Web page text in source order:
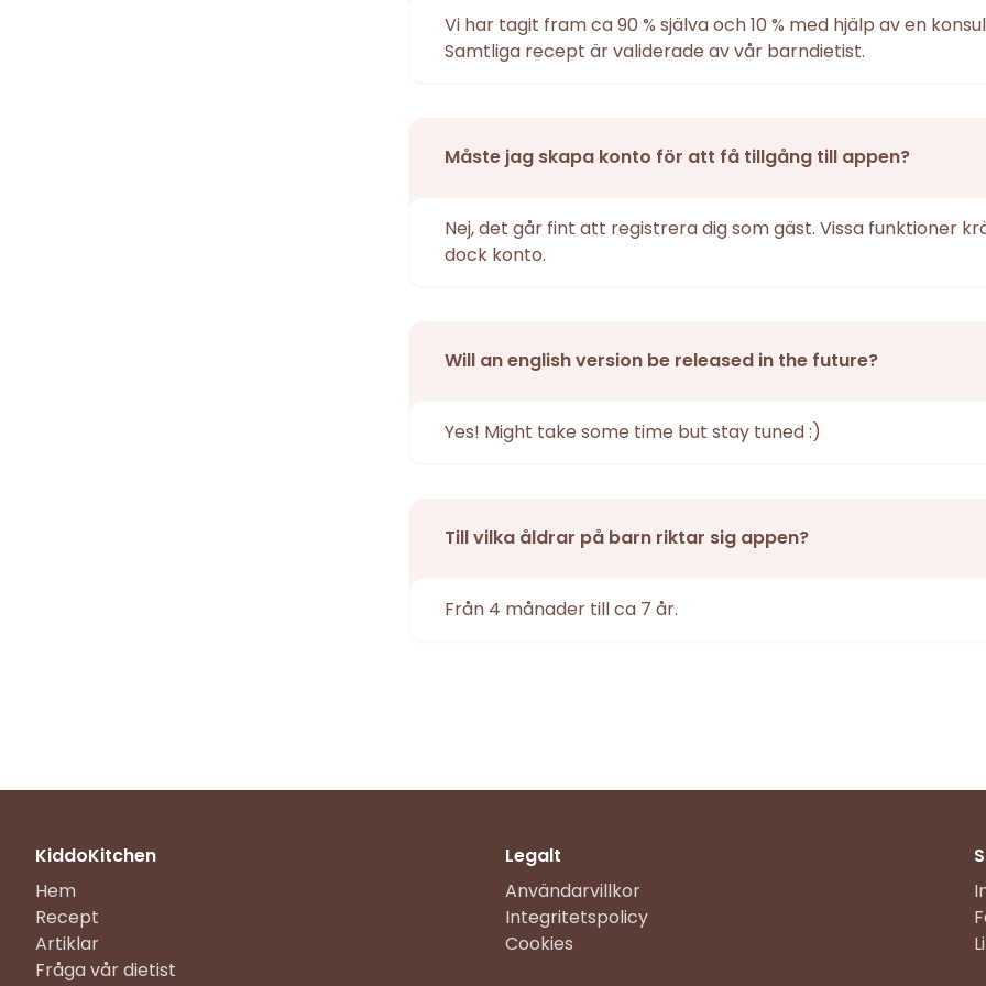
Vi har tagit fram ca 90 % själva och 10 % med hjälp av en
Samtliga recept är validerade av vår barndietist.
Måste jag skapa konto för att få tillgång till appen?
Nej, det går fint att registrera dig som gäst. Vissa funktioner
dock konto.
Will an english version be released in the future?
Yes! Might take some time but stay tuned :)
Till vilka åldrar på barn riktar sig appen?
Från 4 månader till ca 7 år.
KiddoKitchen
Hem
Recept
Artiklar
Fråga vår dietist
Legalt
Användarvillkor
Integritetspolicy
Cookies